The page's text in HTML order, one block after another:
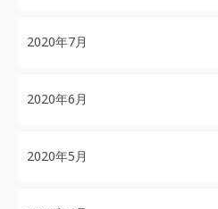
2020年7月
2020年6月
2020年5月